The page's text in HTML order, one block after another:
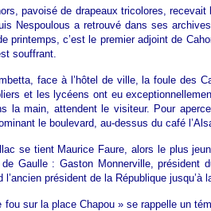
pavoisé de drapeaux tricolores,
Nespoulous a retrouvé dans ses
printemps, c’est le premier adjoint de
souffrant.
face à l’hôtel de ville, la foule des
et les lycéens ont eu
la main, attendent le visiteur. Pour
le boulevard, au-dessus du café
se tient Maurice Faure, alors le plus
Gaulle : Gaston Monnerville, président
l’ancien président de la République jusqu’à
sur la place Chapou » se rappelle un